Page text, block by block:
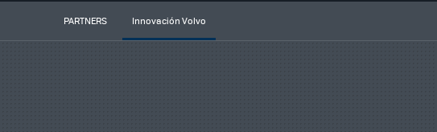
PARTNERS Innovación Volvo